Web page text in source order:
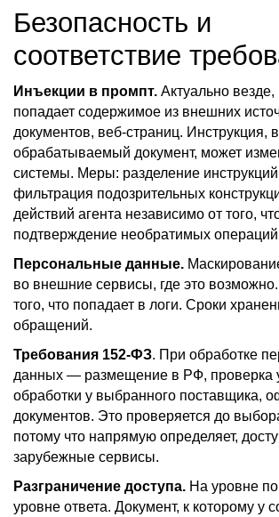
Безопасность и
соответствие
Инъекции в промпт. Актуально везде,
попадает содержимое из внешних
документов, веб-страниц. Инструкция,
обрабатываемый документ, может
системы. Меры: разделение
фильтрация подозрительных
действий агента независимо от того,
подтверждение необратимых
Персональные данные.
во внешние сервисы, где это
того, что попадает в логи. Сроки
обращений.
Требования 152-ФЗ. При обработке
данных — размещение в РФ, проверка
обработки у выбранного поставщика,
документов. Это проверяется до
потому что напрямую определяет,
зарубежные сервисы.
Разграничение доступа. На уровне
уровне ответа. Документ, к которому у